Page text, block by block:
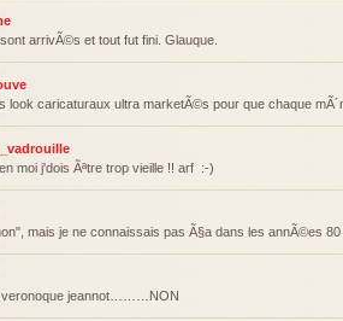
arrivÃ©s et tout fut fini. Glauque.
look caricaturaux ultra marketÃ©s pour que chaque
moi j'dois Ãªtre trop vieille !! arf :-)
mais je ne connaissais pas Ã§a dans les annÃ©es 80
veronoque jeannot………NON